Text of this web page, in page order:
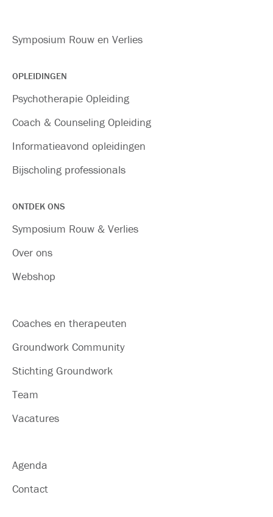
Symposium Rouw en Verlies
OPLEIDINGEN
Psychotherapie Opleiding
Coach & Counseling Opleiding
Informatieavond opleidingen
Bijscholing professionals
ONTDEK ONS
Symposium Rouw & Verlies
Over ons
Webshop
Coaches en therapeuten
Groundwork Community
Stichting Groundwork
Team
Vacatures
Agenda
Contact